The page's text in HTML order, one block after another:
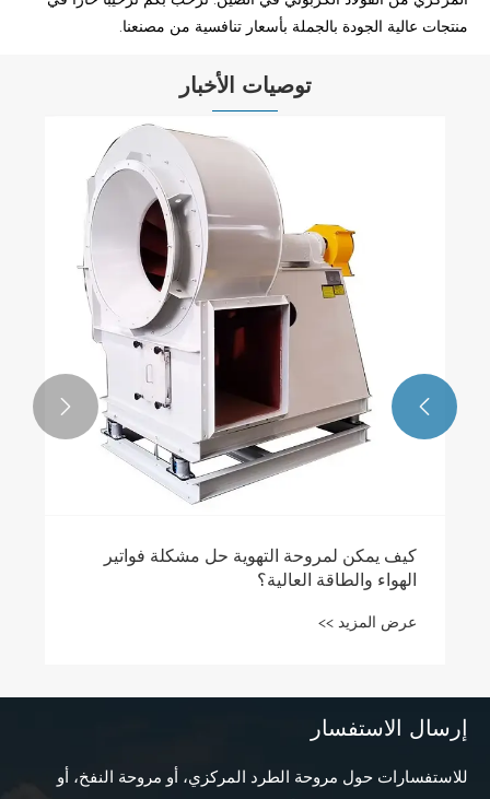
منتجات عالية الجودة بالجملة بأسعار تنافسية من مصنعنا.
توصيات الأخبار
كيفية تحديد ما إذا كانت الشركة المصنعة لمروحة
الطرد المركزي من النوع D موثوقة؟
عرض المزيد >>


إرسال الاستفسار
للاستفسارات حول مروحة الطرد المركزي، أو مروحة النفخ، أو